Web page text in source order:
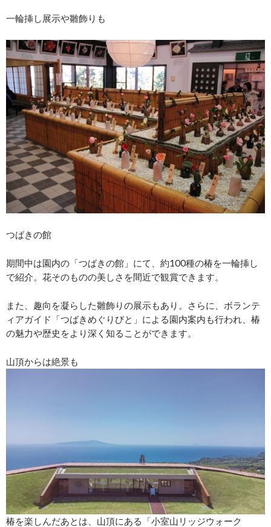
一輪挿し展示や雛飾りも
つばきの館
期間中は園内の「つばきの館」にて、約100種の椿を一輪挿し
で紹介。花そのものの美しさを間近で観賞できます。
また、趣向を凝らした雛飾りの展示もあり。さらに、ボランテ
ィアガイド「つばきめぐりびと」による園内案内も行われ、椿
の魅力や歴史をより深く知ることができます。
山頂からは絶景も
椿を楽しんだあとは、山頂にある「小室山リッジウォーク